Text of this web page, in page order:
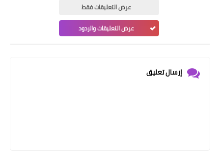
عرض التعليقات فقط
عرض التعليقات والردود
إرسال تعليق